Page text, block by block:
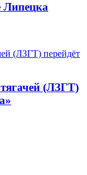
Липецка
(ЛЗГТ)